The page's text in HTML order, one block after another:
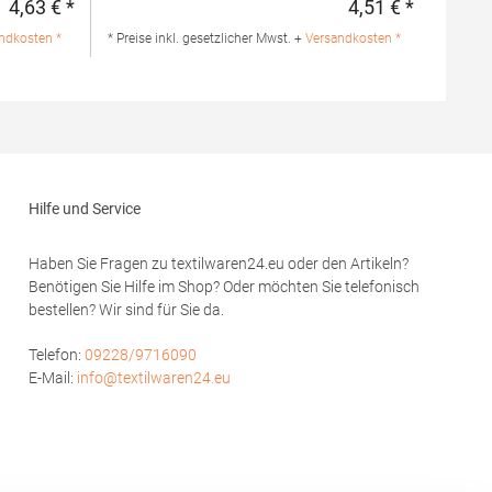
Regulärer Preis:
4,63 € *
*
Produktsicherheit:Herst.-Nr.:
Regulärer
4,51 € *
* Preise inkl. gesetzlicher Mwst. + Versandkosten *
Hilfe und Service
Haben Sie Fragen zu textilwaren24.eu oder den Artikeln?
Benötigen Sie Hilfe im Shop? Oder möchten Sie telefonisch
bestellen? Wir sind für Sie da.
Telefon: 09228/9716090
E-Mail: info@textilwaren24.eu